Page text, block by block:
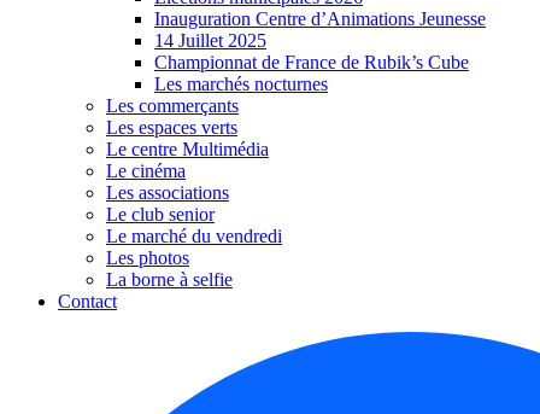
Inauguration Centre d’Animations Jeunesse
14 Juillet 2025
Championnat de France de Rubik’s Cube
Les marchés nocturnes
Les commerçants
Les espaces verts
Le centre Multimédia
Le cinéma
Les associations
Le club senior
Le marché du vendredi
Les photos
La borne à selfie
Contact